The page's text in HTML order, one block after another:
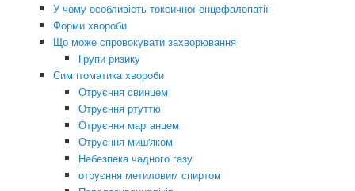
У чому особливість токсичної енцефалопатії
Форми хвороби
Що може спровокувати захворювання
Групи ризику
Симптоматика хвороби
Отруєння свинцем
Отруєння ртуттю
Отруєння марганцем
Отруєння миш'яком
Небезпека чадного газу
отруєння метиловим спиртом